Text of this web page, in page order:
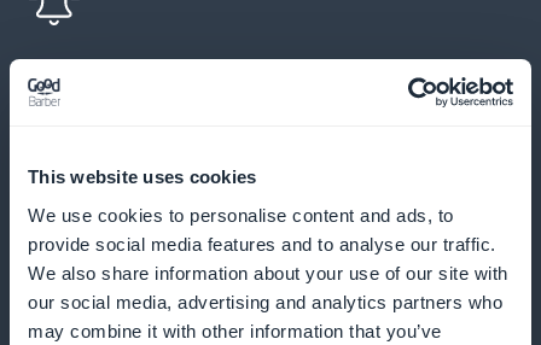
This website uses cookies
We use cookies to personalise content and ads, to
provide social media features and to analyse our traffic.
We also share information about your use of our site with
our social media, advertising and analytics partners who
may combine it with other information that you’ve
Notificações push e lembretes
automáticos
Envie lembretes e notificações para reduzir as
ausências e melhorar o envolvimento dos pacientes
Programa de fidelidade para seus